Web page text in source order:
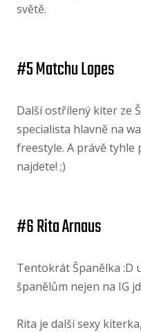
světě.
#5 Matchu Lopes
Další ostřílený kiter ze
specialista hlavně na
freestyle. A právě tyhle
najdete! ;)
#6 Rita Arnaus
Tentokrát Španělka :D
španělům nejen na IG
Rita je další sexy